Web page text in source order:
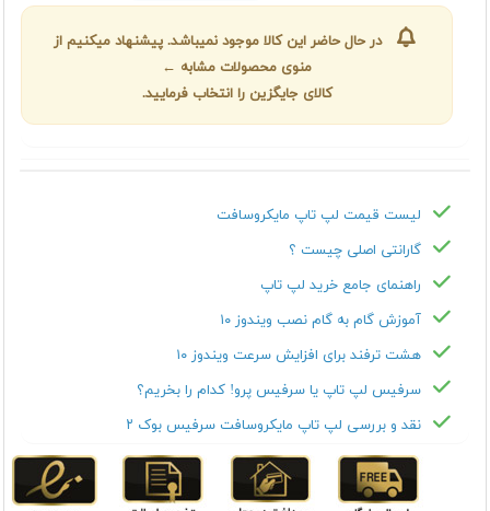
در حال حاضر این کالا موجود نمیباشد. پیشنهاد میکنیم از
منوی محصولات مشابه ←
کالای جایگزین را انتخاب فرمایید.
لیست قیمت لپ تاپ مایکروسافت
گارانتی اصلی چیست ؟
راهنمای جامع خرید لپ تاپ
آموزش گام به گام نصب ویندوز ۱۰
هشت ترفند برای افزایش سرعت ویندوز ۱۰
سرفیس لپ تاپ یا سرفیس پرو! کدام را بخریم؟
نقد و بررسی لپ تاپ مایکروسافت سرفیس بوک ۲